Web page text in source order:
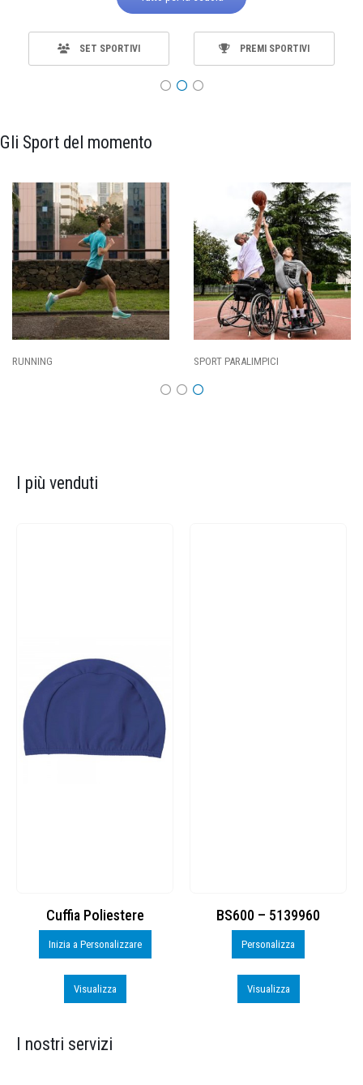
SET SPORTIVI PREMI SPORTIVI
Gli Sport del momento
SPORT PARALIMPICI
I più venduti
Cuffia Poliestere
Inizia a Personalizzare
Visualizza
BS600 – 5139960
Personalizza
Visualizza
I nostri servizi